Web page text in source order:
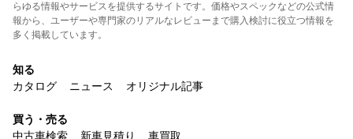
らゆる情報やサービスを提供するサイトです。価格やスペックなどの公式情
報から、ユーザーや専門家のリアルなレビューまで購入検討に役立つ情報を
多く掲載しています。
知る
カタログ
ニュース オリジナル記事
買う・売る
中古車検索
新車見積り 車買取